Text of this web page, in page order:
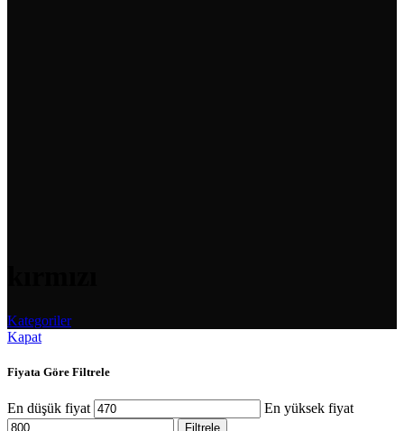
Kategoriler
Kapat
Fiyata Göre Filtrele
En düşük fiyat En yüksek fiyat
Filtrele